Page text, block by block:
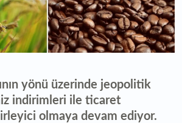
yönü üzerinde jeopolitik
indirimleri ile ticaret
olmaya devam ediyor.